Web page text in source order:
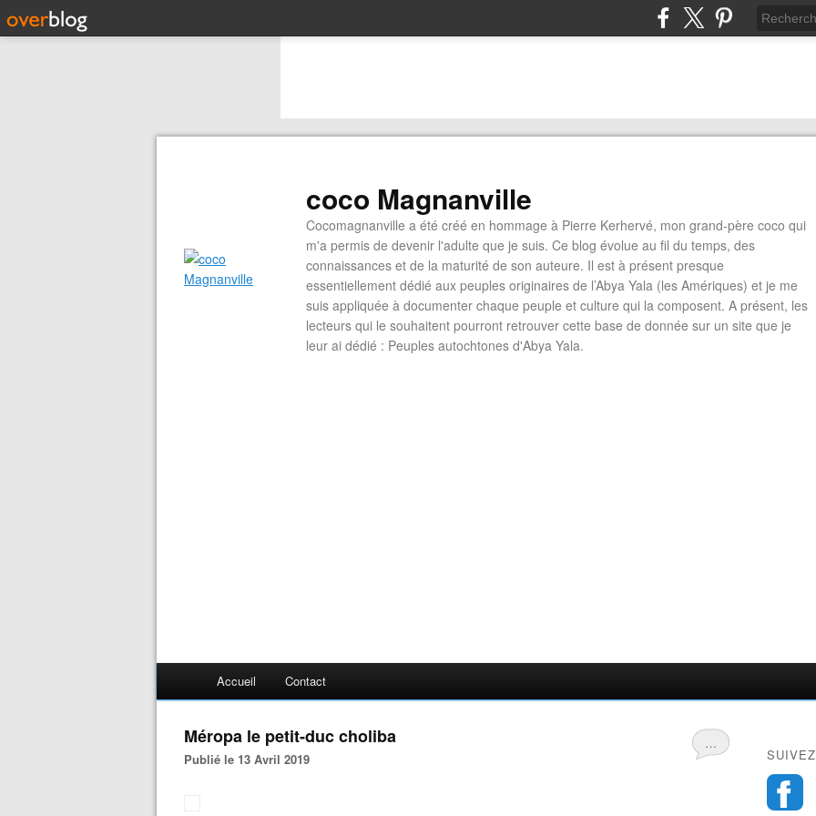
coco Magnanville
Cocomagnanville a été créé en hommage à Pierre Kerhervé, mon grand-père coco qui
m'a permis de devenir l'adulte que je suis. Ce blog évolue au fil du temps, des
connaissances et de la maturité de son auteure. Il est à présent presque
essentiellement dédié aux peuples originaires de l’Abya Yala (les Amériques) et je me
suis appliquée à documenter chaque peuple et culture qui la composent. A présent, les
lecteurs qui le souhaitent pourront retrouver cette base de donnée sur un site que je
leur ai dédié : Peuples autochtones d'Abya Yala.
Accueil Contact
…
Méropa le petit-duc choliba
Publié le 13 Avril 2019